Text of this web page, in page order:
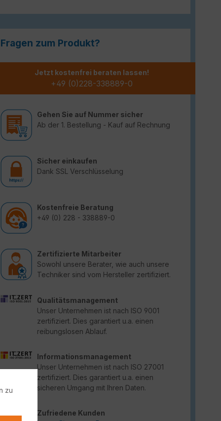
Fragen zum Produkt?
Jetzt kostenfrei beraten lassen!
+49 (0)228-338889-0
Gehen Sie auf Nummer sicher
Ab der 1. Bestellung - Kauf auf Rechnung
Sicher einkaufen
Dank SSL Verschlüsselung
Kostenfreie Beratung
+49 (0) 228 - 338889-0
Zertifizierte Mitarbeiter
Sowohl unsere Berater, wie auch unsere
Techniker sind vom Hersteller zertifiziert.
Qualitätsmanagement
Unser Unternehmen ist nach ISO 9001
zertifiziert. Dies garantiert u.a. einen
reibungslosen Ablauf.
Informationsmanagement
Unser Unternehmen ist nach ISO 27001
zertifiziert. Dies garantiert u.a. einen
sicheren Umgang mit Ihren Daten.
Zufriedene Kunden
zu